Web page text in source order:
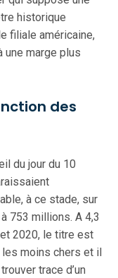
historique
filiale américaine,
une marge plus
des
du jour du 10
à ce stade, sur
753 millions. A 4,3
2020, le titre est
les moins chers et il
trace d’un